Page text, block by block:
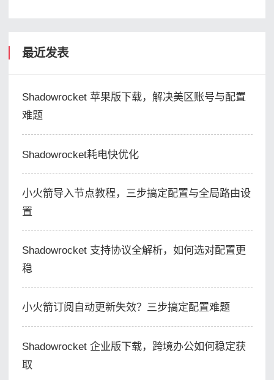
最近发表
Shadowrocket 苹果版下载，解决美区账号与配置
难题
Shadowrocket耗电快优化
小火箭导入节点教程，三步搞定配置与全局路由设
置
Shadowrocket 支持协议全解析，如何选对配置更
稳
小火箭订阅自动更新失效？三步搞定配置难题
Shadowrocket 企业版下载，跨境办公如何稳定获
取